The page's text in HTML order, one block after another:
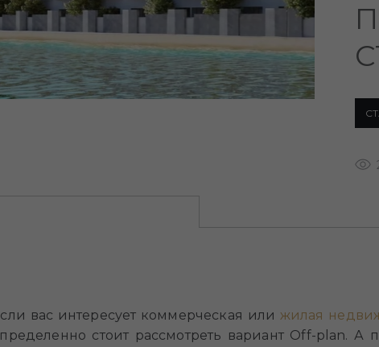
вас интересует коммерческая или жилая
стоит рассмотреть вариант Off-plan. А